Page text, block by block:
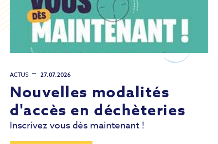
ACTUS 27.07.2026
Nouvelles modalités
d'accès en déchèteries
Inscrivez vous dès maintenant !